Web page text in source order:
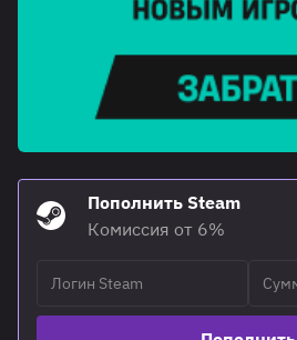
Пополнить Steam
Комиссия от 6%